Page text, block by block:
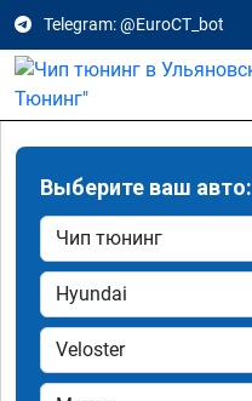
Telegram: @EuroCT_bot
Выберите ваш авто: